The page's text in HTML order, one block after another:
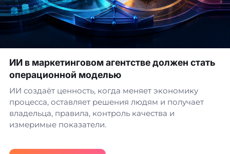
ИИ в маркетинговом агентстве должен стать
операционной моделью
ИИ создаёт ценность, когда меняет экономику
процесса, оставляет решения людям и получает
владельца, правила, контроль качества и
измеримые показатели.